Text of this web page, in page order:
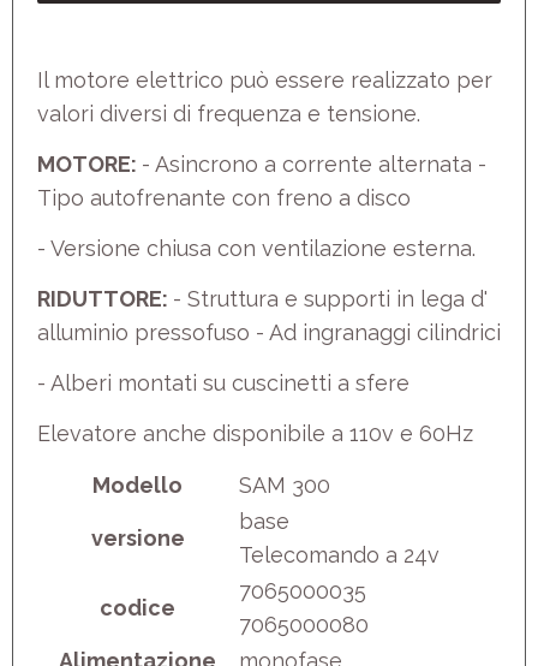
Il motore elettrico può essere realizzato per
valori diversi di frequenza e tensione.
MOTORE: - Asincrono a corrente alternata -
Tipo autofrenante con freno a disco
- Versione chiusa con ventilazione esterna.
RIDUTTORE: - Struttura e supporti in lega d'
alluminio pressofuso - Ad ingranaggi cilindrici
- Alberi montati su cuscinetti a sfere
Elevatore anche disponibile a 110v e 60Hz
Modello SAM 300
versione
base
Telecomando a 24v
codice
7065000035
7065000080
Alimentazione
monofase